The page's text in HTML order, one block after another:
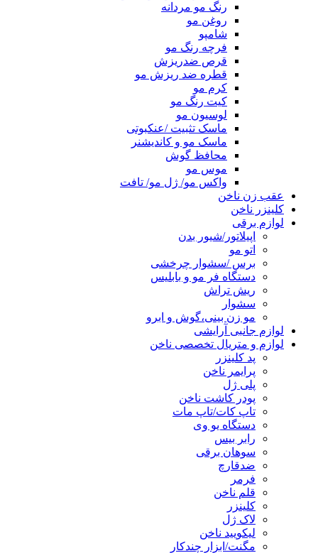
رنگ مو مردانه
روغن مو
شامپو
فرچه رنگ مو
قرص ضدریزش
قطره ضد ریزش مو
کرم مو
کیت رنگ مو
لوسیون مو
ماسک تثبیت /عنکبوتی
ماسک مو و کاندیشنر
محافظ گوش
موس مو
واکس مو/ ژل مو/ تافت
عقب زن ناخن
کلینزر ناخن
لوازم برقی
اپیلاتور/شیور بدن
اتو مو
برس /سشوار چرخشی
دستگاه فر مو و بابلیس
ریش تراش
سشوار
مو زن بینی،گوش و ابرو
لوازم جانبی آرایشی
لوازم و متریال تخصصی ناخن
پد کلینزر
پرایمر ناخن
پلی ژل
پودر کاشت ناخن
تاپ کات/تاپ مات
دستگاه یو وی
رابر بیس
سوهان برقی
ضدقارچ
فرمر
قلم ناخن
کلینزر
لاک ژل
لیکوييد ناخن
مگنت/ابزار چندکار